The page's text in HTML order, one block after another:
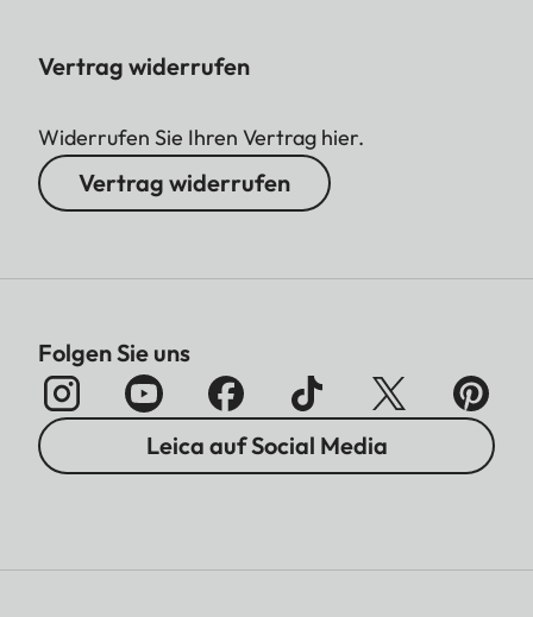
Vertrag widerrufen
Widerrufen Sie Ihren Vertrag hier.
Vertrag widerrufen
Folgen Sie uns
Leica auf Social Media